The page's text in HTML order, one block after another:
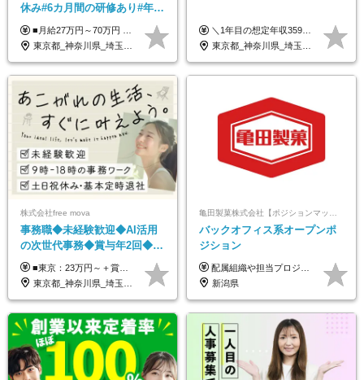
休み#6カ月間の研修あり#年休
125日以上#残業月5h以下#リ
モート可
■月給27万円～70万円 ※経験・スキルなどを考慮して決定します。 ※上記金額には固定残業代（月15時間相当分／26,300円～73,500円）を含みます。 超過分は別途支給します。 ★最大200万円の昇給アップを叶えたメンバーも！ ￣￣￣V￣￣￣￣￣￣￣￣￣￣￣￣￣￣￣￣￣￣￣ 社員の頑張りはしっかり評価・還元！ はじめは経験がなくても、頑張り次第で早期キャリアアップも狙える環境が充実！ 実際に、昇給で最大200万円給与が上がった先輩社員も活躍中！ 社員のモチベーションも高く維持しながら働けます◎ ★一人でも多くの方とお会いしたいと考えています！ ￣￣￣V￣￣￣￣￣￣￣￣￣￣￣￣￣￣￣￣￣￣￣￣ 現在活躍中の先輩たちの前職は、営業や飲食、 美容師や銀行員、アパレル店員など、多彩！ パソコンが苦手だったメンバーも今では第一線で活躍中です！
東京都_神奈川県_埼玉県_千葉県_大阪府_愛知県_北海道_青森県_岩手県_宮城県_秋田県_山形県_福島県_茨城県_栃木県_群馬県_新潟県_山梨県_長野県_富山県_石川県_福井県_静岡県_岐阜県_三重県_兵庫県_京都府_滋賀県_奈良県_和歌山県_広島県_岡山県_鳥取県_島根県_山口県_徳島県_香川県_愛媛県_高知県_福岡県_熊本県_佐賀県_長崎県_大分県_宮崎県_鹿児島県_沖縄県
＼1年目の想定年収359万円～407万円／ 下記(1)～(3)のいずれかを、ご希望や適性を考慮したうえで決定します。 (1)月給23万1,000円＋賞与年2回（計2ヶ月分） (2)月給26万5,000円＋賞与なし （一律支給の業績手当6万6,200円を含む） (3)月給29万5,675円＋賞与なし （一律支給の業績手当6万6,200円＋固定残業手当15時間分／3万675円を含む※超過分は別途支給） ▼(3)の場合の入社時研修中の給与 月給26万5,000円＋賞与なし （一律支給の業績手当6万6,200円を含む） ※試用期間は2ヶ月間です。 期間中の給与・待遇に変更はありません。
東京都_神奈川県_埼玉県_千葉県_大阪府_愛知県_北海道_青森県_岩手県_宮城県_秋田県_山形県_福島県_茨城県_栃木県_群馬県_新潟県_山梨県_長野県_富山県_石川県_福井県_静岡県_岐阜県_三重県_兵庫県_京都府_滋賀県_奈良県_和歌山県_広島県_岡山県_鳥取県_島根県_山口県_徳島県_香川県_愛媛県_高知県_福岡県_熊本県_佐賀県_長崎県_大分県_宮崎県_鹿児島県_沖縄県
株式会社free mova
事務職◆未経験歓迎◆AI活用
の次世代事務◆賞与年2回◆ネ
イルOK◆残業なし/4JIM
■東京：23万円～＋賞与年2回 ■その他：22万円～＋賞与年2回 ※給与はスキル・経験・能力を考慮して決定します。 ※残業代は別途支給いたします。 ※実績により随時基本給アップが可能。 入社1年で8～9万円上がった実績もあります！ ＜各種手当＞ ■皆勤手当（インセンティブ） ■交通費全額支給 ■資格祝い金（1万円～4万円） └MOS、日商簿記、TOEIC、秘書検定、ITパスポートなど
東京都_神奈川県_埼玉県_千葉県_大阪府_愛知県_北海道_青森県_岩手県_宮城県_秋田県_山形県_福島県_茨城県_栃木県_群馬県_新潟県_山梨県_長野県_富山県_石川県_福井県_静岡県_岐阜県_三重県_兵庫県_京都府_滋賀県_奈良県_和歌山県_広島県_岡山県_鳥取県_島根県_山口県_徳島県_香川県_愛媛県_高知県_福岡県_熊本県_佐賀県_長崎県_大分県_宮崎県_鹿児島県_沖縄県
バックオフィス系オープンポ
ジション
配属組織や担当プロジェクトにより異なります。 想定年収：450万円～1100万円 ※ご経験やスキルに応じて決定します。 ※上記想定年収はあくまでも目安の金額であり、 選考を通じて上下する可能性があります。
新潟県